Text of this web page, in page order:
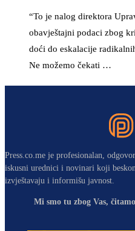
“To je nalog direktora
obavještajni podaci zbog
doći do eskalacije
Ne možemo čekati …
Press.co.me je profesionalan,
iskusni urednici i novinari koji
izvještavaju i informišu javnost.
Mi smo tu zbog Vas,